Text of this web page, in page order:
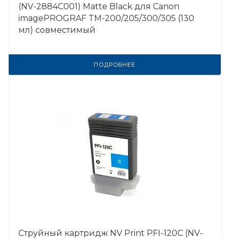
(NV-2884C001) Matte Black для Canon
imagePROGRAF TM-200/205/300/305 (130
мл) совместимый
ПОДРОБНЕЕ
Струйный картридж NV Print PFI-120C (NV-